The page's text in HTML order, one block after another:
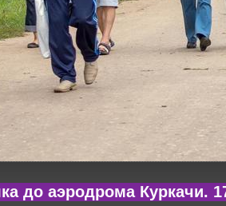
до аэродрома Куркачи.